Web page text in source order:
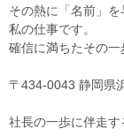
その熱に「名前」を
私の仕事です。
確信に満ちたその一
〒434-0043 静岡県
社長の一歩に伴走す